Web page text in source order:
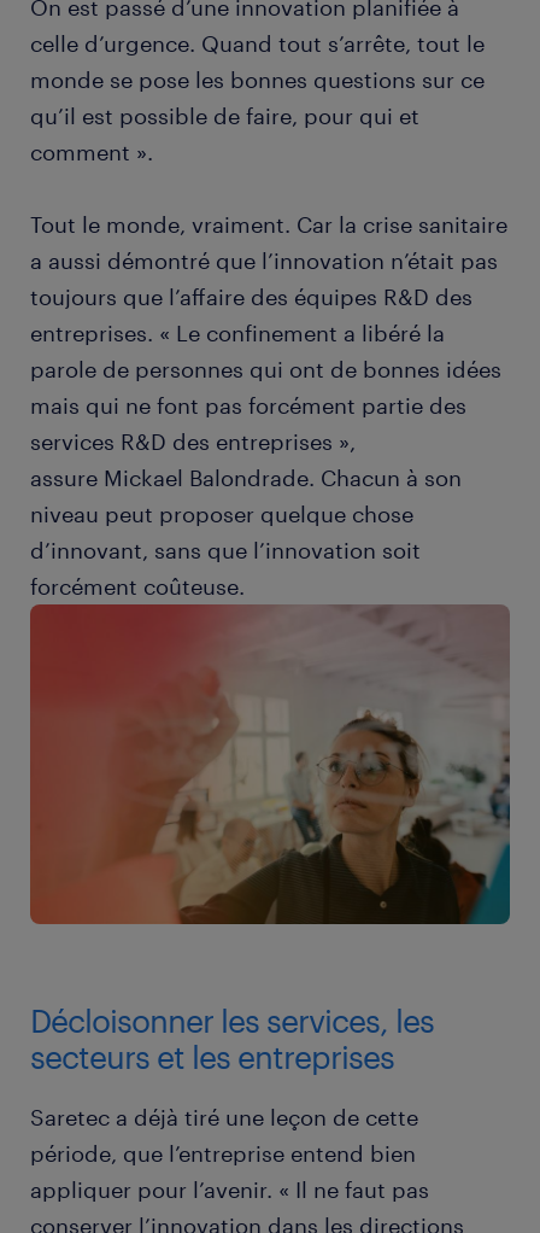
On est passé d’une innovation planifiée à
celle d’urgence. Quand tout s’arrête, tout le
monde se pose les bonnes questions sur ce
qu’il est possible de faire, pour qui et
comment ».
Tout le monde, vraiment. Car la crise sanitaire
a aussi démontré que l’innovation n’était pas
toujours que l’affaire des équipes R&D des
entreprises. « Le confinement a libéré la
parole de personnes qui ont de bonnes idées
mais qui ne font pas forcément partie des
services R&D des entreprises »,
assure Mickael Balondrade. Chacun à son
niveau peut proposer quelque chose
d’innovant, sans que l’innovation soit
forcément coûteuse.
Décloisonner les services, les
secteurs et les entreprises
Saretec a déjà tiré une leçon de cette
période, que l’entreprise entend bien
appliquer pour l’avenir. « Il ne faut pas
conserver l’innovation dans les directions